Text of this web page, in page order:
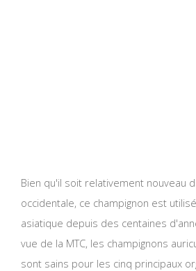
Bien qu'il soit relativement nouveau
occidentale, ce champignon est
asiatique depuis des centaines
vue de la MTC, les champignons
sont sains pour les cinq principaux